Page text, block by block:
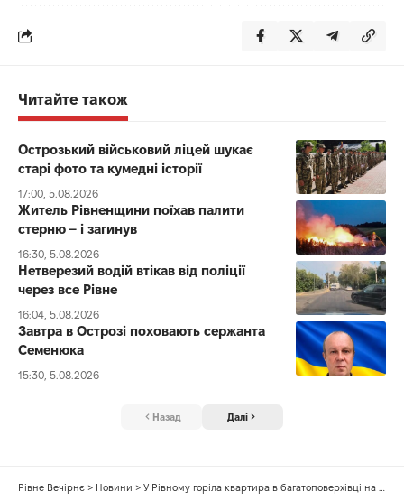
Читайте також
Острозький військовий ліцей шукає
старі фото та кумедні історії
17:00, 5.08.2026
Житель Рівненщини поїхав палити
стерню – і загинув
16:30, 5.08.2026
Нетверезий водій втікав від поліції
через все Рівне
16:04, 5.08.2026
Завтра в Острозі поховають сержанта
Семенюка
15:30, 5.08.2026
Назад Далі
Рівне Вечірнє > Новини > У Рівному горіла квартира в багатоповерхівці на Льонокомбінатівській